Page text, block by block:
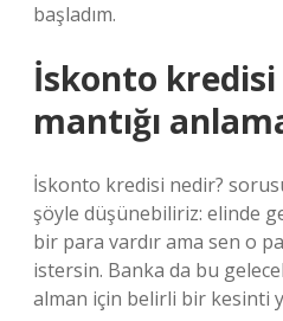
başladım.
İskonto kredisi
mantığı
İskonto kredisi nedir?
şöyle düşünebiliriz: elinde
bir para vardır ama sen o
istersin. Banka da bu
alman için belirli bir kesinti